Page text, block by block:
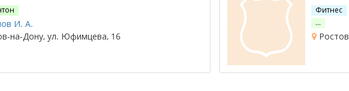
И. А.
на-Дону, ул. Юфимцева, 16
Фитнес
…